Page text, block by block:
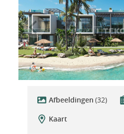
Afbeeldingen (32)
Kaart